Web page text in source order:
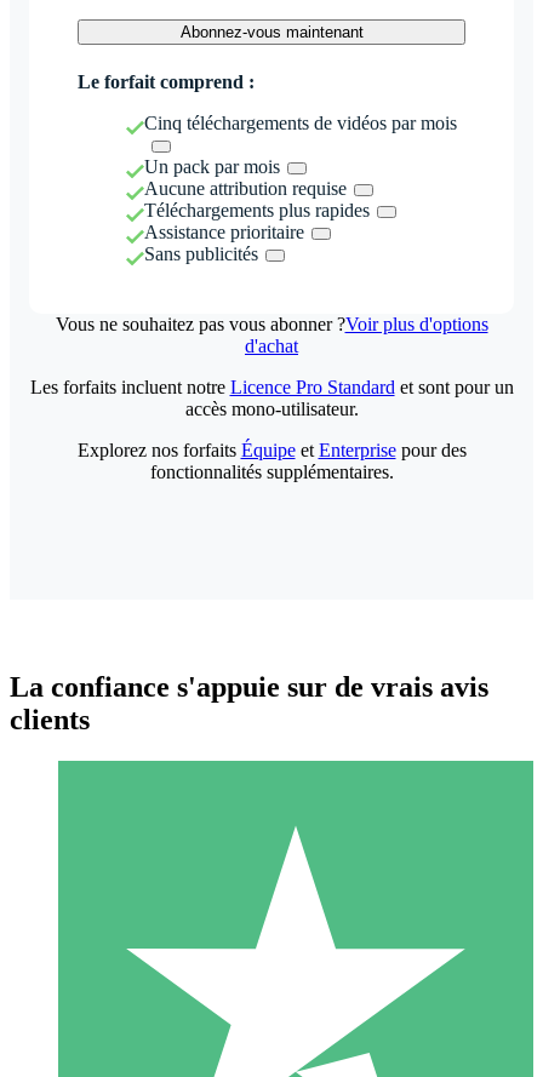
Abonnez-vous maintenant
Le forfait comprend :
Cinq téléchargements de vidéos par mois
Un pack par mois
Aucune attribution requise
Téléchargements plus rapides
Assistance prioritaire
Sans publicités
Vous ne souhaitez pas vous abonner ?Voir plus d'options
d'achat
Packs de Crédits Individuels
Payez à l'utilisation avec des crédits de téléchargement. Sans
1 Téléchargement
00
Les forfaits incluent notre Licence Pro Standard et sont pour un
accès mono-utilisateur.
Explorez nos forfaits Équipeet Enterprisepour des
fonctionnalités supplémentaires.
La confiance s'appuie sur de vrais avis
clients